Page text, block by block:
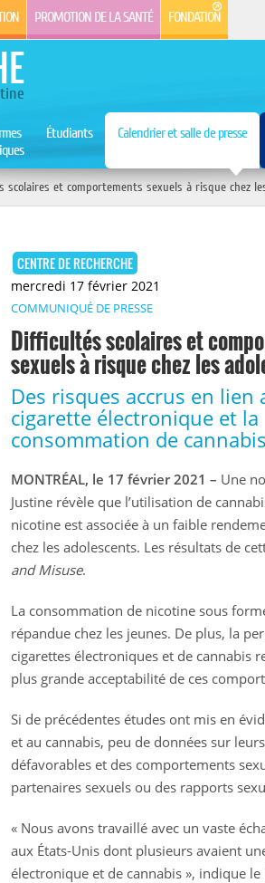
PROMOTION DE LA SANTÉ FONDATION
Étudiants Calendrier et salle de presse
scolaires et comportements sexuels à risque chez
CENTRE DE RECHERCHE
mercredi 17 février 2021
COMMUNIQUÉ DE PRESSE
Difficultés scolaires et
sexuels à risque chez les
Des risques accrus en lien
cigarette électronique et la
consommation de cannabis
MONTRÉAL, le 17 février 2021 – Une
Justine révèle que l’utilisation de
nicotine est associée à un faible
chez les adolescents. Les résultats de
and Misuse.
La consommation de nicotine sous
répandue chez les jeunes. De plus, la
cigarettes électroniques et de cannabis
plus grande acceptabilité de ces
Si de précédentes études ont mis en
et au cannabis, peu de données sur
défavorables et des comportements
partenaires sexuels ou des rapports
« Nous avons travaillé avec un vaste
aux États-Unis dont plusieurs avaient
électronique et de cannabis », indique